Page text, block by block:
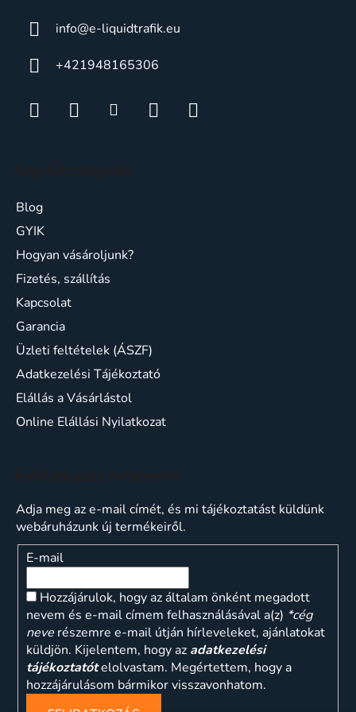
t
á
info@e-liquidtrafik.eu
+421948165306
Blog
GYIK
Hogyan vásároljunk?
Fizetés, szállítás
Kapcsolat
Garancia
Üzleti feltételek (ÁSZF)
Adatkezelési Tájékoztató
Elállás a Vásárlástol
Online Elállási Nyilatkozat
Adja meg az e-mail címét, és mi tájékoztatást küldünk
webáruházunk új termékeiről.
E-mail
Hozzájárulok, hogy az általam önként megadott
nevem és e-mail címem felhasználásával a(z) *cég
neve részemre e-mail útján hírleveleket, ajánlatokat
küldjön. Kijelentem, hogy az adatkezelési
tájékoztatótelolvastam. Megértettem, hogy a
hozzájárulásom bármikor visszavonhatom.